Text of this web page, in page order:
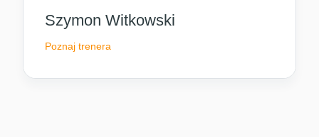
Szymon Witkowski
Poznaj trenera